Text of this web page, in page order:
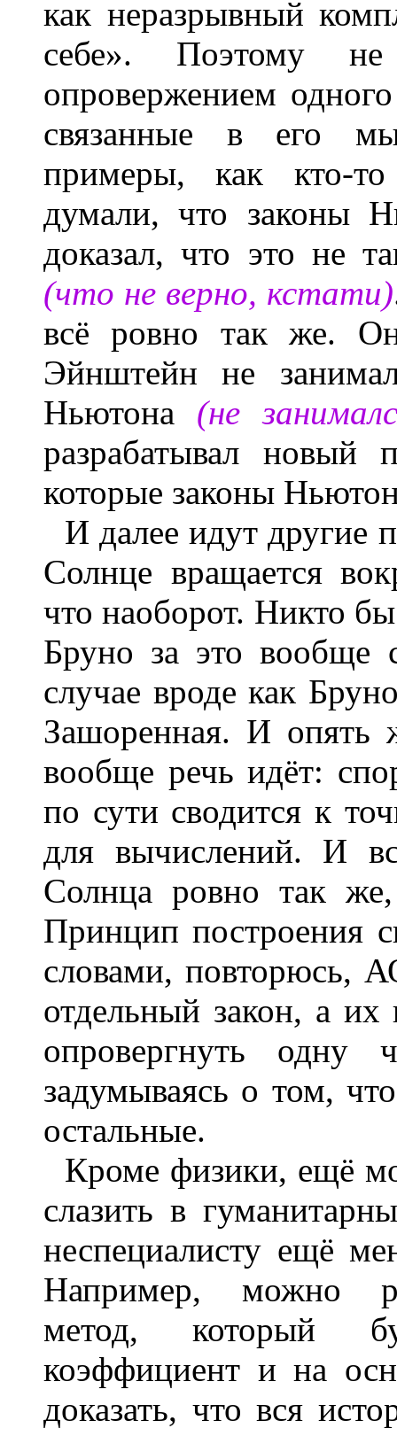
как неразрывный
себе». Поэтому не
опровержением
связанные в его
примеры, как кто-
думали, что законы
доказал, что это не
(что не верно, кстати)
всё ровно так же.
Эйнштейн не
Ньютона (не
разрабатывал новый
которые законы
И далее идут другие
Солнце вращается
что наоборот. Никто
Бруно за это
случае вроде как
Зашоренная. И
вообще речь идёт:
по сути сводится к
для вычислений. И
Солнца ровно так
Принцип построения
словами, повторюсь,
отдельный закон, а их
опровергнуть одну
задумываясь о том,
остальные.
Кроме физики, ещё
слазить в
неспециалисту ещё
Например, можно
метод, который
коэффициент и на
доказать, что вся